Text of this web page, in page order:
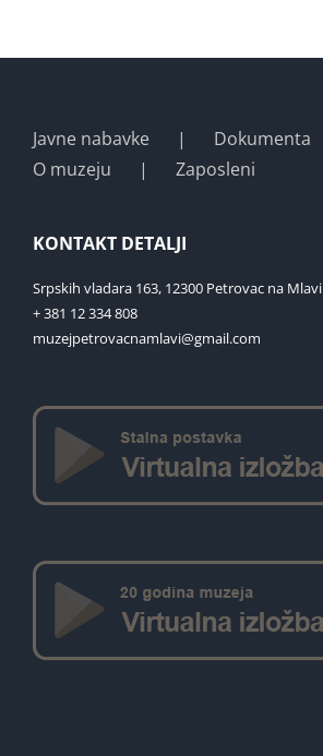
Javne nabavke
Dokumenta
O muzeju
Zaposleni
KONTAKT DETALJI
Srpskih vladara 163, 12300 Petrovac na Mlavi
+ 381 12 334 808
muzejpetrovacnamlavi@gmail.com